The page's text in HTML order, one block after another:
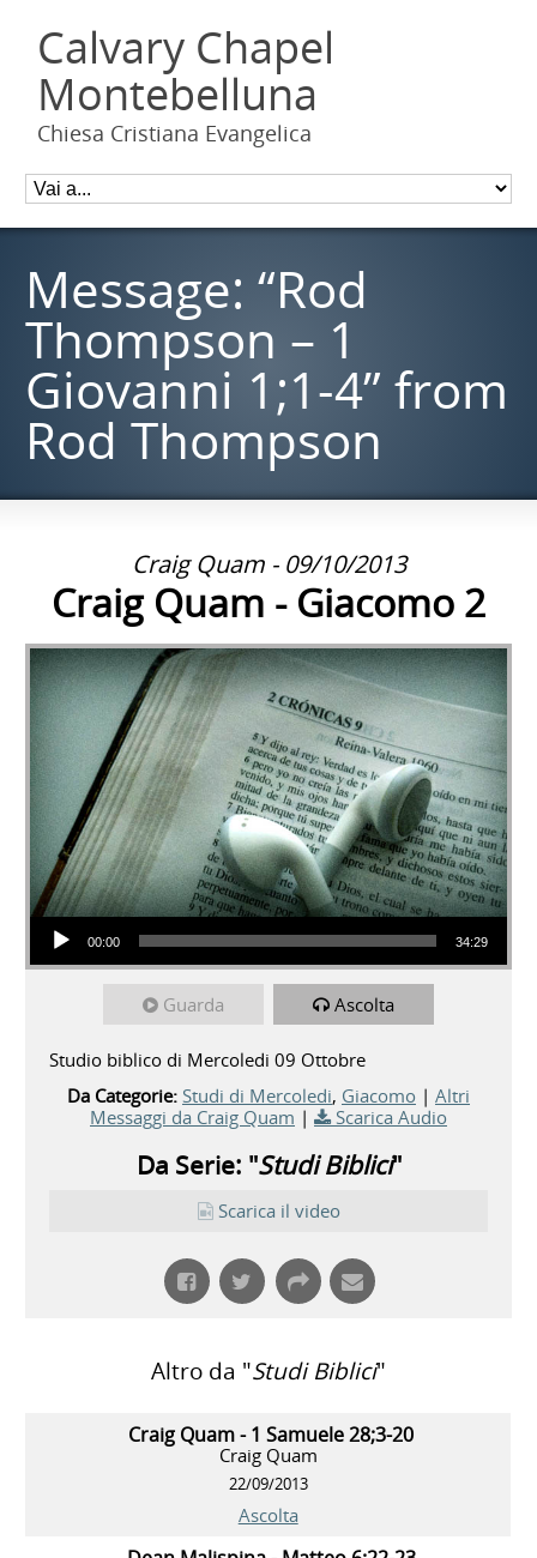
Calvary Chapel
Montebelluna
Chiesa Cristiana Evangelica
Message: “Rod
Thompson – 1
Giovanni 1;1-4” from
Rod Thompson
Craig Quam - 09/10/2013
Craig Quam - Giacomo 2
Audio Player
00:00 34:29
Guarda Ascolta
Studio biblico di Mercoledi 09 Ottobre
Da Categorie: Studi di Mercoledi, Giacomo | Altri
Messaggi da Craig Quam | Scarica Audio
Da Serie: "Studi Biblici"
Scarica il video
Altro da "Studi Biblici"
Craig Quam - 1 Samuele 28;3-20
Craig Quam
22/09/2013
Ascolta